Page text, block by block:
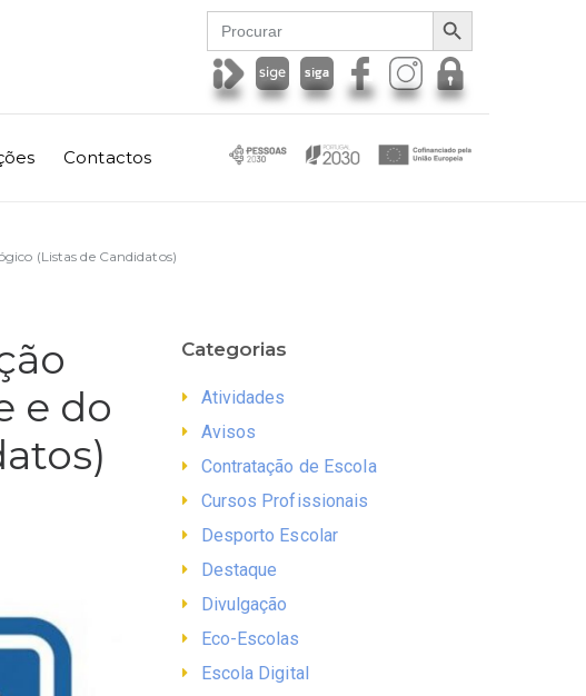
Search
for:
SEARCH BUTTON
Contactos
(Listas de Candidatos)
e do
Categorias
Atividades
Avisos
Contratação de Escola
Cursos Profissionais
Desporto Escolar
Destaque
Divulgação
Eco-Escolas
Escola Digital